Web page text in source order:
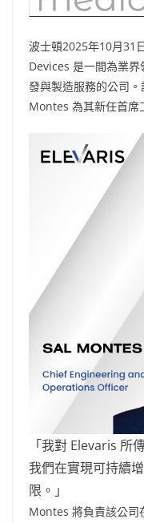
波士頓2025年10月31
Devices 是一間為業
發與製造服務的公司
Montes 為其新任首席
「我對 Elevaris 所
我們在實現可持續
限。」
Montes 將負責該公司